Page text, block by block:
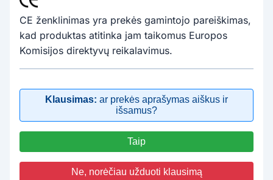
CE ženklinimas yra prekės gamintojo pareiškimas,
kad produktas atitinka jam taikomus Europos
Komisijos direktyvų reikalavimus.
Klausimas: ar prekės aprašymas aiškus ir
išsamus?
Taip
Ne, norėčiau užduoti klausimą